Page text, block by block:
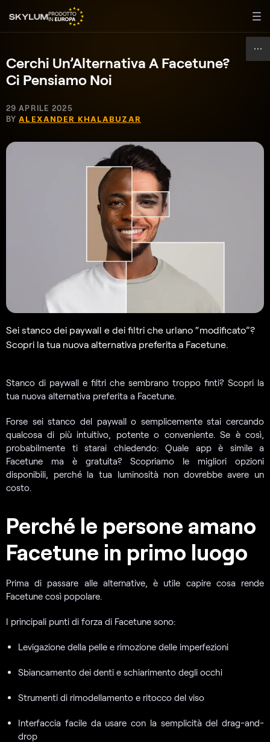
Cerchi Un’Alternativa A Facetune?
Ci Pensiamo Noi
29 APRILE 2025
BYALEXANDER KHALABUZAR
Sei stanco dei paywall e dei filtri che urlano “modificato”?
Scopri la tua nuova alternativa preferita a Facetune.
Stanco di paywall e filtri che sembrano troppo finti? Scopri la
tua nuova alternativa preferita a Facetune.
Forse sei stanco del paywall o semplicemente stai cercando
qualcosa di più intuitivo, potente o conveniente. Se è così,
probabilmente ti starai chiedendo: Quale app è simile a
Facetune ma è gratuita? Scopriamo le migliori opzioni
disponibili, perché la tua luminosità non dovrebbe avere un
costo.
Perché le persone amano
Facetune in primo luogo
Prima di passare alle alternative, è utile capire cosa rende
Facetune così popolare.
I principali punti di forza di Facetune sono:
Levigazione della pelle e rimozione delle imperfezioni
Sbiancamento dei denti e schiarimento degli occhi
Strumenti di rimodellamento e ritocco del viso
Interfaccia facile da usare con la semplicità del drag-and-
drop